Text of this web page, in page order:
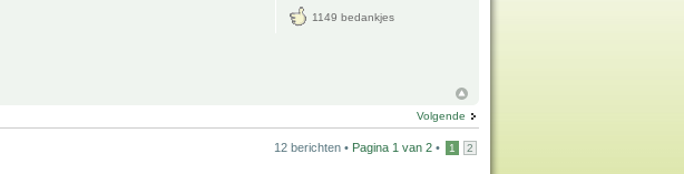
1149 bedankjes
Volgende
12 berichten • Pagina 1 van 2 • 1 2